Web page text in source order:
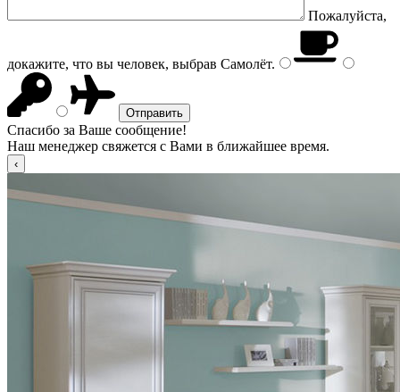
Пожалуйста,
докажите, что вы человек, выбрав Самолёт.
Спасибо за Ваше сообщение!
Наш менеджер свяжется с Вами в ближайшее время.